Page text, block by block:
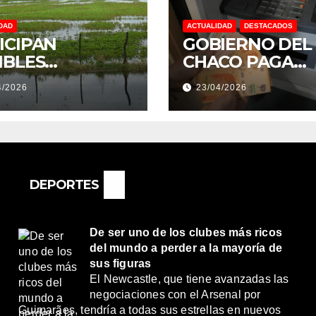
Y
2026
ACTUALIDAD DESTACADOS
GOBIERNO DEL
CHACO PAGA
SUELDOS EL 29
DE ABRIL, CON
2% DE
23/04/2026
DEPORTES
De ser uno de los clubes más ricos
del mundo a perder a la mayoría de
sus figuras
El Newcastle, que tiene avanzadas las
negociaciones con el Arsenal por
Guimarães, tendría a todas sus estrellas en nuevos